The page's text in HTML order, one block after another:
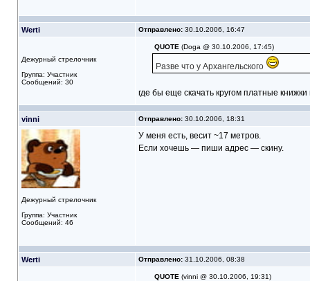
Werti Отправлено:30.10.2006, 16:47
Дежурный стрелочник
Группа: Участник
Сообщений: 30
QUOTE (Doga @ 30.10.2006, 17:45)
Разве что у Архангельского
где бы еще скачать кругом платные книжки
vinni Отправлено:30.10.2006, 18:31
Дежурный стрелочник
Группа: Участник
Сообщений: 46
У меня есть, весит ~17 метров.
Если хочешь — пиши адрес — скину.
Werti Отправлено:31.10.2006, 08:38
QUOTE (vinni @ 30.10.2006, 19:31)